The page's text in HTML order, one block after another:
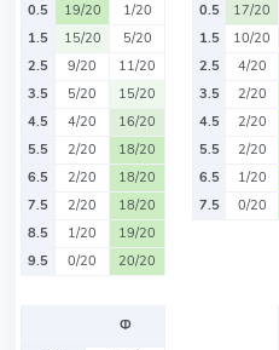
0.5
19/20
1/20
1.5
15/20
5/20
2.5
9/20
11/20
3.5
5/20
15/20
4.5
4/20
16/20
5.5
2/20
18/20
6.5
2/20
18/20
7.5
2/20
18/20
8.5
1/20
19/20
9.5
0/20 20/20
0.5
17/20
1.5
10/20
2.5
4/20
3.5
2/20
4.5
2/20
5.5
2/20
6.5
1/20
7.5
0/20
Ф